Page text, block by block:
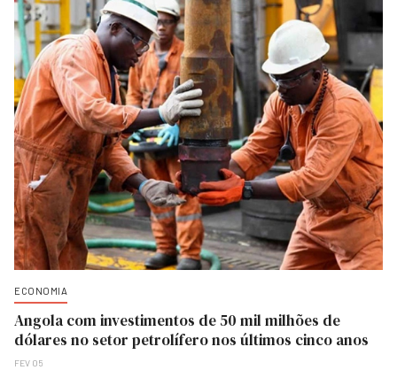
ECONOMIA
Angola com investimentos de 50 mil milhões de
dólares no setor petrolífero nos últimos cinco anos
FEV 05